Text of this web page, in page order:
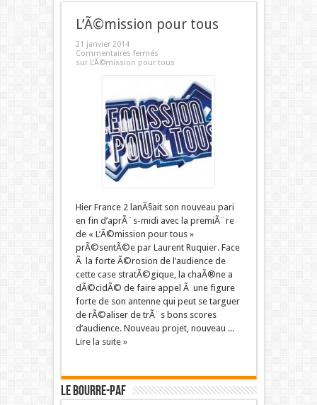
L’Ã©mission pour tous
21 janvier 2014
Commentaires fermés
sur L’Ã©mission pour tous
Hier France 2 lanÃ§ait son nouveau pari
en fin d’aprÃ¨s-midi avec la premiÃ¨re
de « L’Ã©mission pour tous »
prÃ©sentÃ©e par Laurent Ruquier. Face
Ã la forte Ã©rosion de l’audience de
cette case stratÃ©gique, la chaÃ®ne a
dÃ©cidÃ© de faire appel Ã une figure
forte de son antenne qui peut se targuer
de rÃ©aliser de trÃ¨s bons scores
d’audience. Nouveau projet, nouveau ...
Lire la suite »
LE BOURRE-PAF